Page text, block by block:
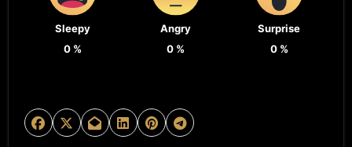
Sleepy
0%
Angry
0 %
Surprise
0%